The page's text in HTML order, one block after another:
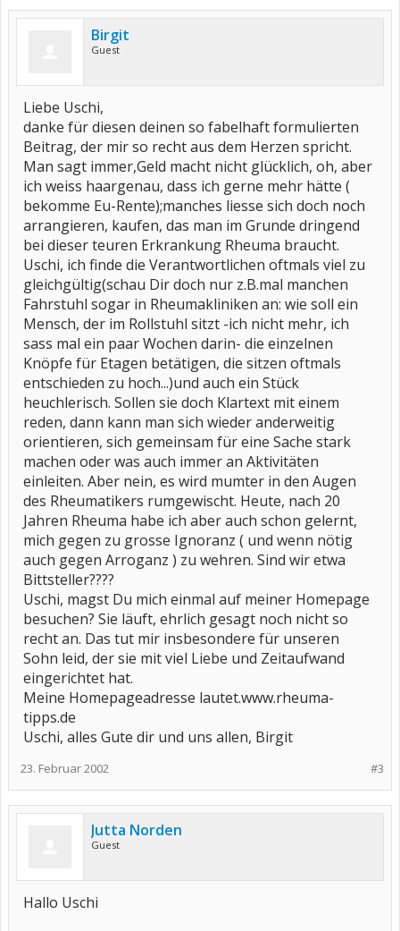
Birgit
Guest
Liebe Uschi,
danke für diesen deinen so fabelhaft formulierten
Beitrag, der mir so recht aus dem Herzen spricht.
Man sagt immer,Geld macht nicht glücklich, oh, aber
ich weiss haargenau, dass ich gerne mehr hätte (
bekomme Eu-Rente);manches liesse sich doch noch
arrangieren, kaufen, das man im Grunde dringend
bei dieser teuren Erkrankung Rheuma braucht.
Uschi, ich finde die Verantwortlichen oftmals viel zu
gleichgültig(schau Dir doch nur z.B.mal manchen
Fahrstuhl sogar in Rheumakliniken an: wie soll ein
Mensch, der im Rollstuhl sitzt -ich nicht mehr, ich
sass mal ein paar Wochen darin- die einzelnen
Knöpfe für Etagen betätigen, die sitzen oftmals
entschieden zu hoch...)und auch ein Stück
heuchlerisch. Sollen sie doch Klartext mit einem
reden, dann kann man sich wieder anderweitig
orientieren, sich gemeinsam für eine Sache stark
machen oder was auch immer an Aktivitäten
einleiten. Aber nein, es wird mumter in den Augen
des Rheumatikers rumgewischt. Heute, nach 20
Jahren Rheuma habe ich aber auch schon gelernt,
mich gegen zu grosse Ignoranz ( und wenn nötig
auch gegen Arroganz ) zu wehren. Sind wir etwa
Bittsteller????
Uschi, magst Du mich einmal auf meiner Homepage
besuchen? Sie läuft, ehrlich gesagt noch nicht so
recht an. Das tut mir insbesondere für unseren
Sohn leid, der sie mit viel Liebe und Zeitaufwand
eingerichtet hat.
Meine Homepageadresse lautet.www.rheuma-
tipps.de
Uschi, alles Gute dir und uns allen, Birgit
#3
23. Februar 2002
Jutta Norden
Guest
Hallo Uschi